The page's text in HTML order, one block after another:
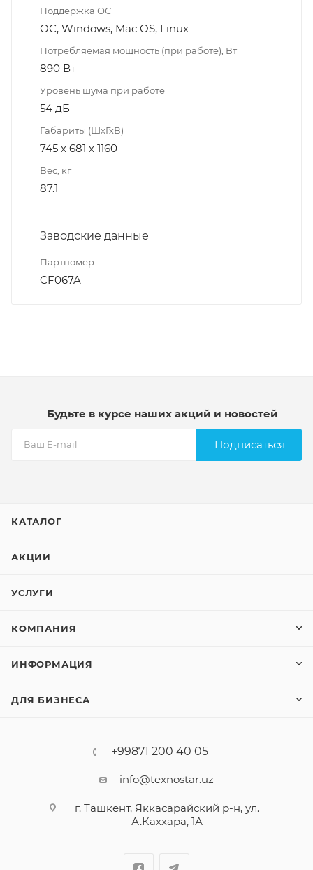
Поддержка ОС
ОС, Windows, Mac OS, Linux
Потребляемая мощность (при работе), Вт
890 Вт
Уровень шума при работе
54 дБ
Габариты (ШхГхВ)
745 х 681 х 1160
Вес, кг
87.1
Заводские данные
Партномер
CF067A
Будьте в курсе наших акций и новостей
Подписаться
КАТАЛОГ
АКЦИИ
УСЛУГИ
КОМПАНИЯ
ИНФОРМАЦИЯ
ДЛЯ БИЗНЕСА
+99871 200 40 05
info@texnostar.uz
г. Ташкент, Яккасарайский р-н, ул.
А.Каххара, 1А